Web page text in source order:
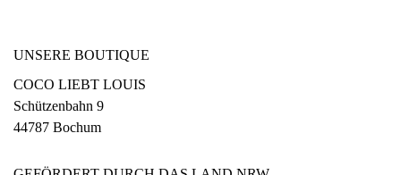
UNSERE BOUTIQUE
COCO LIEBT LOUIS
Schützenbahn 9
44787 Bochum